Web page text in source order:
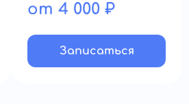
от 4 000 ₽
Записатьcя